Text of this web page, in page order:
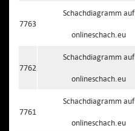
7763
Schachdiagramm auf
onlineschach.eu
7762
Schachdiagramm auf
onlineschach.eu
7761
Schachdiagramm auf
onlineschach.eu